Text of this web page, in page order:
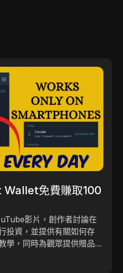
Wallet免費賺取100
影片，創作者討論在
投資，並提供有關如何存
學，同時為觀眾提供贈品活
不同投資套餐，並展示了成
。